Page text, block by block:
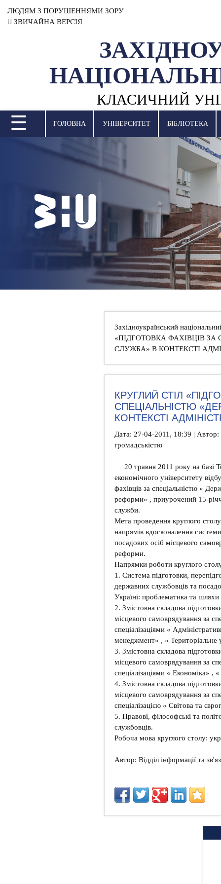
ЛЮДЯМ З ПОРУШЕННЯМИ ЗОРУ
ЗВИЧАЙНА ВЕРСІЯ
КЛАСИЧНИЙ
НАУКОВА ДІЯЛЬНІСТЬ
МІЖНАРОДНА ДІЯЛЬНІСТЬ
ВСТУПНА КАМПАНІЯ
БІБЛІОТЕКА
НОВИНИ
☰ ГОЛОВНА УНІВЕРСИТЕТ БІБЛІОТЕКА
Західноукраїнський
«ПІДГОТОВКА ФАХІВЦІВ
СЛУЖБА» В КОНТЕКСТІ
КРУГЛИЙ СТІЛ
СПЕЦІАЛЬНІСТЮ
КОНТЕКСТІ
Дата: 27-04-2011, 18:39 | Автор:
громадськістю
20 травня 2011 року на базі
економічного університету
фахівців за спеціальністю «
реформи» , приурочений 15-
служби.
Мета проведення круглого
напрямів вдосконалення
посадових осіб місцевого
реформи.
Напрямки роботи круглого
1. Система підготовки,
державних службовців та
Україні: проблематика та шляхи
2. Змістовна складова
місцевого самоврядування за
спеціалізаціями «
менеджмент» , « Територіальне
3. Змістовна складова
місцевого самоврядування за
спеціалізаціями « Економіка» ,
4. Змістовна складова
місцевого самоврядування за
спеціалізацією « Світова та
5. Правові, філософські та
службовців.
Робоча мова круглого столу:
Автор: Відділ інформації та